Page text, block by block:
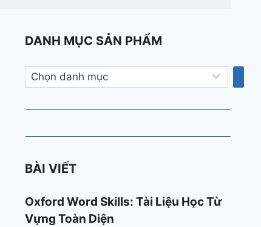
DANH MỤC SẢN PHẨM
Chọn
danh
mục
BÀI VIẾT
Oxford Word Skills: Tài Liệu Học Từ
Vựng Toàn Diện